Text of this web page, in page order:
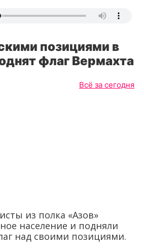
позициями в
флаг Вермахта
Всё за сегодня
из полка «Азов»
население и подняли
над своими позициями.